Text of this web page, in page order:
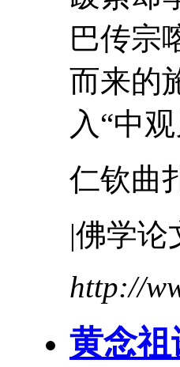
巴传宗
而来
入“中
仁钦曲
|佛学论
http://
黄念